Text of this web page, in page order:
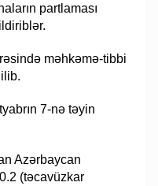
partlaması
məhkəmə-tibbi
7-nə təyin
Azərbaycan
(təcavüzkar